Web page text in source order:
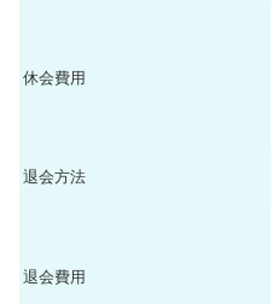
休会費用
退会方法
退会費用